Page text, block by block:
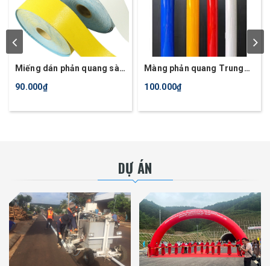
Miếng dán phản quang sàn
nhà, đường giao thông
rộng 10cm
90.000₫
Màng phản quang Trung
Quốc TQ3100
100.000₫
DỰ ÁN